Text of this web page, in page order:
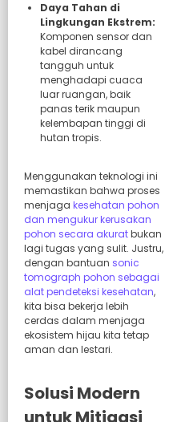
Daya Tahan di
Lingkungan Ekstrem:
Komponen sensor dan
kabel dirancang
tangguh untuk
menghadapi cuaca
luar ruangan, baik
panas terik maupun
kelembapan tinggi di
hutan tropis.
Menggunakan teknologi ini
memastikan bahwa proses
menjaga kesehatan pohon
dan mengukur kerusakan
pohon secara akuratbukan
lagi tugas yang sulit. Justru,
dengan bantuan sonic
tomograph pohon sebagai
alat pendeteksi kesehatan,
kita bisa bekerja lebih
cerdas dalam menjaga
ekosistem hijau kita tetap
aman dan lestari.
Solusi Modern
untuk Mitigasi